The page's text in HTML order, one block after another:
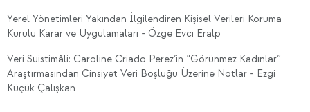
Yerel Yönetimleri Yakından İlgilendiren Kişisel Verileri Koruma
Kurulu Karar ve Uygulamaları - Özge Evci Eralp
Veri Suistimâli: Caroline Criado Perez’in “Görünmez Kadınlar”
Araştırmasından Cinsiyet Veri Boşluğu Üzerine Notlar - Ezgi
Küçük Çalışkan